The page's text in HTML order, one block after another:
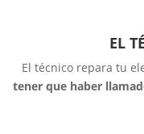
EL
El técnico repara tu
tener que haber